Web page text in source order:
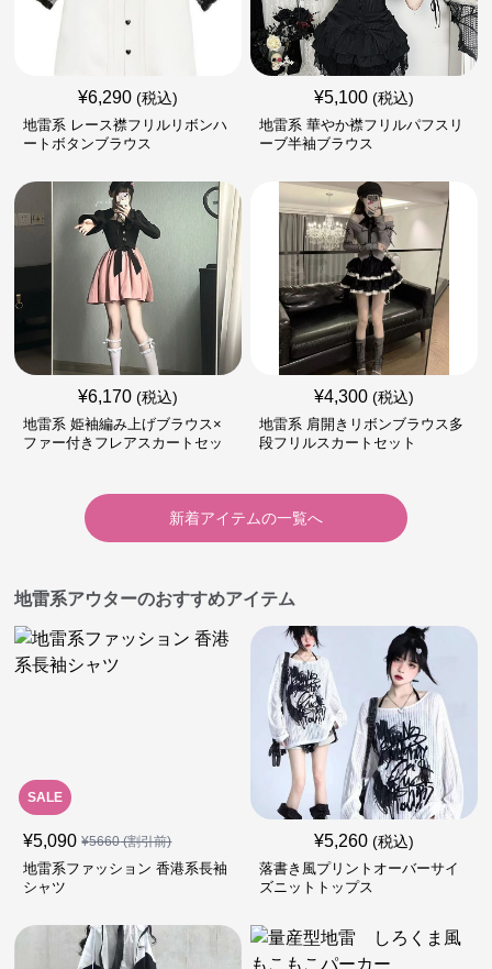
¥6,290 (税込)
地雷系 レース襟フリルリボンハ
ートボタンブラウス
¥5,100 (税込)
地雷系 華やか襟フリルパフスリ
ーブ半袖ブラウス
¥6,170 (税込)
地雷系 姫袖編み上げブラウス×
ファー付きフレアスカートセッ
¥4,300 (税込)
地雷系 肩開きリボンブラウス多
段フリルスカートセット
新着アイテムの一覧へ
地雷系アウターのおすすめアイテム
SALE
¥5,090 ¥5660(割引前)
地雷系ファッション 香港系長袖
シャツ
¥5,260 (税込)
落書き風プリントオーバーサイ
ズニットトップス